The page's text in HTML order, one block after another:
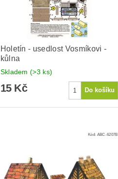
Holetín - usedlost Vosmíkovi -
kůlna
Skladem(>3 ks)
15 Kč
Kód: ABC-6207B